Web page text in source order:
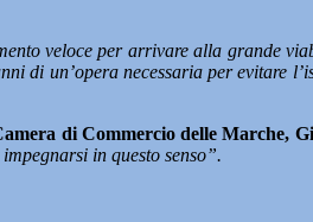
veloce per arrivare alla grande
di un’opera necessaria per evitare
di Commercio delle Marche,
in questo senso”.